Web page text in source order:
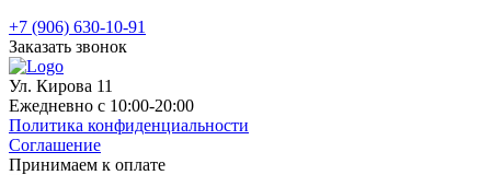
+7 (906) 630-10-91
Заказать звонок
Ул. Кирова 11
Ежедневно с 10:00-20:00
Политика конфиденциальности
Соглашение
Принимаем к оплате